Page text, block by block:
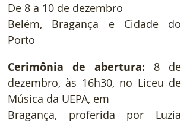
De 8 a 10 de dezembro
Belém, Bragança e Cidade do
Porto
Cerimônia de abertura: 8 de
dezembro, às 16h30, no Liceu de
Música da UEPA, em
Bragança, proferida por Luzia